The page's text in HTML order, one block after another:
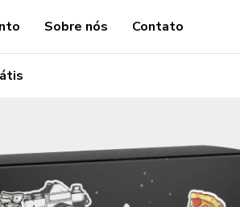
Sobre nós Contato